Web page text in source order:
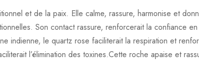
et de la paix. Elle calme, rassure, harmonise et
Son contact rassure, renforcerait la confiance
indienne, le quartz rose faciliterait la respiration et
l’élimination des toxines.Cette roche apaise et